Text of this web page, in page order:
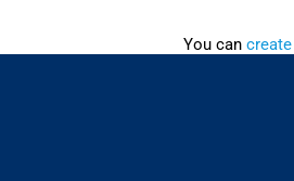
You can